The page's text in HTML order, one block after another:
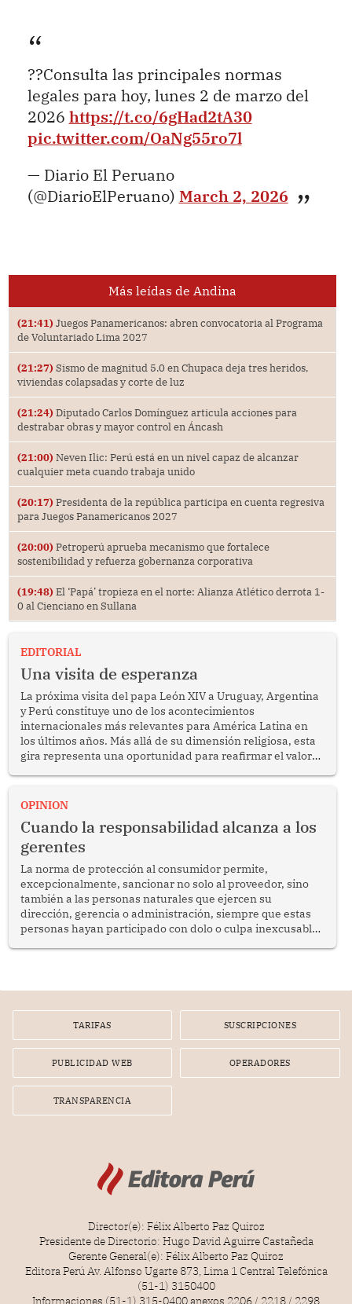
??Consulta las principales normas
legales para hoy, lunes 2 de marzo del
2026 https://t.co/6gHad2tA30
pic.twitter.com/OaNg55ro7l
— Diario El Peruano
(@DiarioElPeruano) March 2, 2026
Más leídas de Andina
(21:41) Juegos Panamericanos: abren convocatoria al Programa
de Voluntariado Lima 2027
(21:27) Sismo de magnitud 5.0 en Chupaca deja tres heridos,
viviendas colapsadas y corte de luz
(21:24) Diputado Carlos Domínguez articula acciones para
destrabar obras y mayor control en Áncash
(21:00) Neven Ilic: Perú está en un nivel capaz de alcanzar
cualquier meta cuando trabaja unido
(20:17) Presidenta de la república participa en cuenta regresiva
para Juegos Panamericanos 2027
(20:00) Petroperú aprueba mecanismo que fortalece
sostenibilidad y refuerza gobernanza corporativa
(19:48) El ‘Papá’ tropieza en el norte: Alianza Atlético derrota 1-
0 al Cienciano en Sullana
EDITORIAL
Una visita de esperanza
La próxima visita del papa León XIV a Uruguay, Argentina
y Perú constituye uno de los acontecimientos
internacionales más relevantes para América Latina en
los últimos años. Más allá de su dimensión religiosa, esta
gira representa una oportunidad para reafirmar el valor
enfrenta desafíos en materia de desarrollo, cohesión
OPINION
Cuando la responsabilidad alcanza a los
gerentes
La norma de protección al consumidor permite,
excepcionalmente, sancionar no solo al proveedor, sino
también a las personas naturales que ejercen su
dirección, gerencia o administración, siempre que estas
personas hayan participado con dolo o culpa inexcusable
por la frustrada realización de un meet and greet con
TARIFAS SUSCRIPCIONES
PUBLICIDAD WEB OPERADORES
TRANSPARENCIA
Director(e): Félix Alberto Paz Quiroz
Presidente de Directorio: Hugo David Aguirre Castañeda
Gerente General(e): Félix Alberto Paz Quiroz
Editora Perú Av. Alfonso Ugarte 873, Lima 1 Central Telefónica
(51-1) 3150400
Informaciones (51-1) 315-0400 anexos 2206 / 2218 / 2298